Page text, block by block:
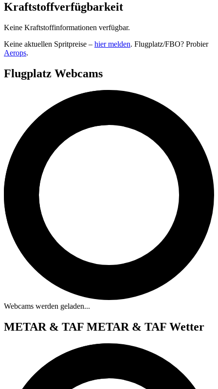
Kraftstoffverfügbarkeit
Keine Kraftstoffinformationen verfügbar.
Keine aktuellen Spritpreise – hier melden. Flugplatz/FBO? Probier
Aerops.
Flugplatz Webcams
Webcams werden geladen...
METAR & TAF METAR & TAF Wetter